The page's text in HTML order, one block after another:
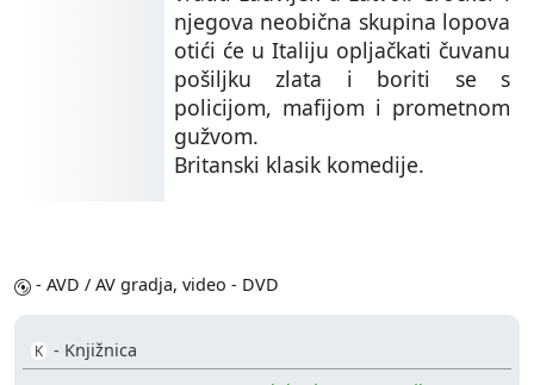
njegova neobična skupina lopova
otići će u Italiju opljačkati čuvanu
pošiljku zlata i boriti se s
policijom, mafijom i prometnom
gužvom.
Britanski klasik komedije.
- AVD / AV gradja, video - DVD
K - Knjižnica